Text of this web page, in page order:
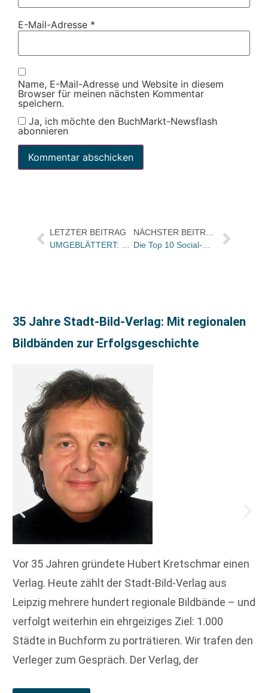
E-Mail-Adresse *
Name, E-Mail-Adresse und Website in diesem
Browser für meinen nächsten Kommentar
speichern.
Ja, ich möchte den BuchMarkt-Newsflash
abonnieren
LETZTER BEITRAG
35 Jahre Stadt-Bild-Verlag: Mit regionalen
Bildbänden zur Erfolgsgeschichte
Vor 35 Jahren gründete Hubert Kretschmar einen
Verlag. Heute zählt der Stadt-Bild-Verlag aus
Leipzig mehrere hundert regionale Bildbände – und
verfolgt weiterhin ein ehrgeiziges Ziel: 1.000
Städte in Buchform zu porträtieren. Wir trafen den
Verleger zum Gespräch. Der Verlag, der